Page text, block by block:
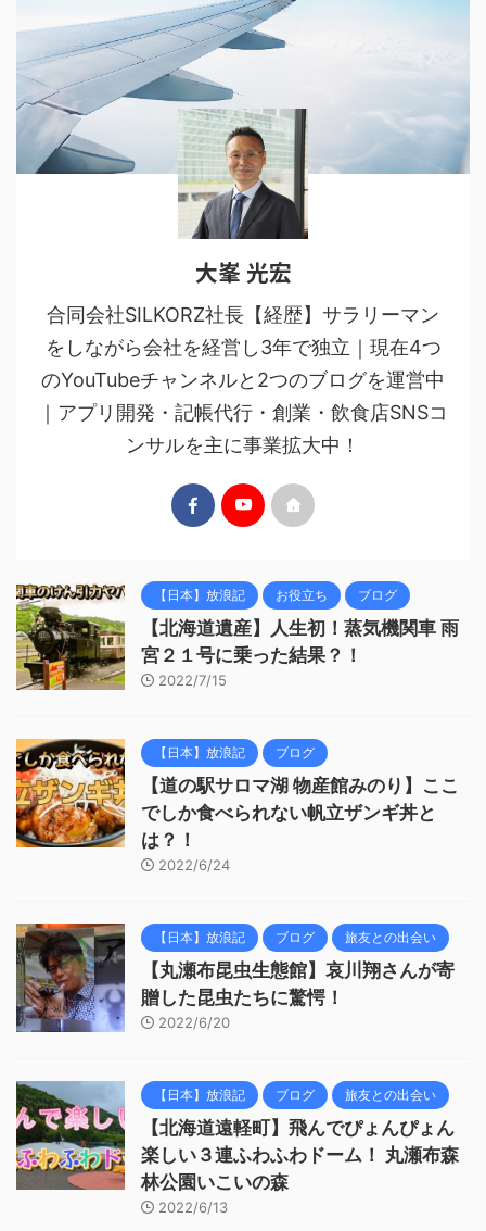
大峯 光宏
合同会社SILKORZ社長【経歴】サラリーマン
をしながら会社を経営し3年で独立｜現在4つ
のYouTubeチャンネルと2つのブログを運営中
｜アプリ開発・記帳代行・創業・飲食店SNSコ
ンサルを主に事業拡大中！
【日本】放浪記 お役立ち ブログ
【北海道遺産】人生初！蒸気機関車 雨
宮２１号に乗った結果？！
2022/7/15
【日本】放浪記 ブログ
【道の駅サロマ湖 物産館みのり】ここ
でしか食べられない帆立ザンギ丼と
は？！
2022/6/24
【日本】放浪記 ブログ 旅友との出会い
【丸瀬布昆虫生態館】哀川翔さんが寄
贈した昆虫たちに驚愕！
2022/6/20
【日本】放浪記 ブログ 旅友との出会い
【北海道遠軽町】飛んでぴょんぴょん
楽しい３連ふわふわドーム！ 丸瀬布森
林公園いこいの森
2022/6/13